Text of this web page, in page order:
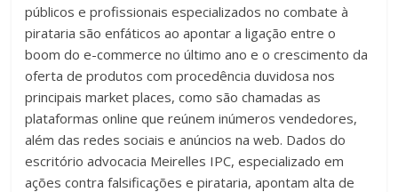
públicos e profissionais especializados no combate à
pirataria são enfáticos ao apontar a ligação entre o
boom do e-commerce no último ano e o crescimento da
oferta de produtos com procedência duvidosa nos
principais market places, como são chamadas as
plataformas online que reúnem inúmeros vendedores,
além das redes sociais e anúncios na web. Dados do
escritório advocacia Meirelles IPC, especializado em
ações contra falsificações e pirataria, apontam alta de